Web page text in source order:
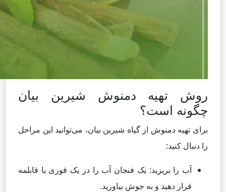
روش تهیه دمنوش شیرین بیان
چگونه است؟
برای تهیه دمنوش از گیاه شیرین بیان، می‌توانید این مراحل
را دنبال کنید:
آب‌ را بریزید: یک فنجان آب را در یک قوری یا قابلمه
قرار دهید و به جوش بیاورید.